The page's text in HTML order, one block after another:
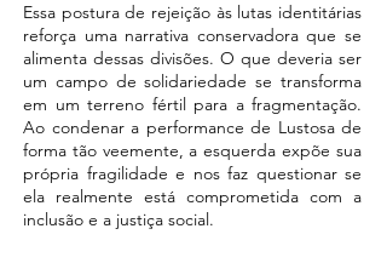
Essa postura de rejeição às lutas identitárias
reforça uma narrativa conservadora que se
alimenta dessas divisões. O que deveria ser
um campo de solidariedade se transforma
em um terreno fértil para a fragmentação.
Ao condenar a performance de Lustosa de
forma tão veemente, a esquerda expõe sua
própria fragilidade e nos faz questionar se
ela realmente está comprometida com a
inclusão e a justiça social.